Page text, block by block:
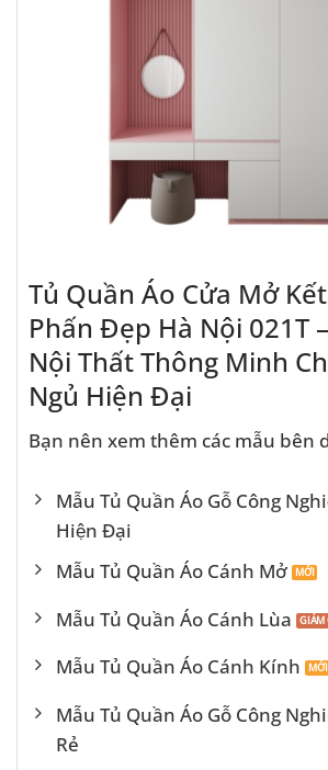
Tủ Quần Áo Cửa Mở
Phấn Đẹp Hà Nội 021T
Nội Thất Thông Minh
Ngủ Hiện Đại
Bạn nên xem thêm các mẫu bên
Mẫu Tủ Quần Áo Gỗ Công
Hiện Đại
Mẫu Tủ Quần Áo Cánh Mở
Mẫu Tủ Quần Áo Cánh Lùa
Mẫu Tủ Quần Áo Cánh Kính
Mẫu Tủ Quần Áo Gỗ Công
Rẻ